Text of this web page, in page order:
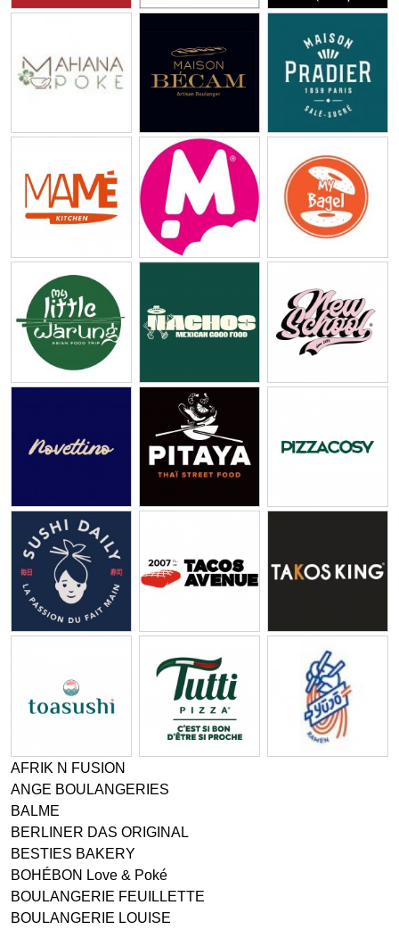
AFRIK N FUSION
ANGE BOULANGERIES
BALME
BERLINER DAS ORIGINAL
BESTIES BAKERY
BOHÉBON Love & Poké
BOULANGERIE FEUILLETTE
BOULANGERIE LOUISE